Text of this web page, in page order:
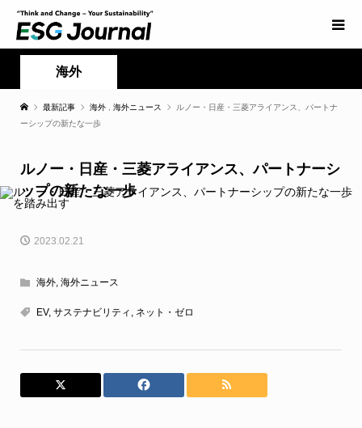
海外
最新記事 海外 海外ニュース
ルノー・日産・三菱アライアンス、パートナ
ーシップの新たな一歩
ルノー・日産・三菱アライアンス、パートナーシ
ップの新たな一歩
2023.02.21
海外, 海外ニュース
EV, サステナビリティ , ネット・ゼロ